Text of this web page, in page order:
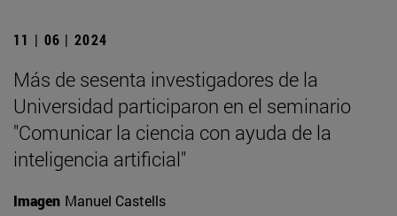
11 | 06 | 2024
Más de sesenta investigadores de la
Universidad participaron en el seminario
"Comunicar la ciencia con ayuda de la
inteligencia artificial"
Imagen Manuel Castells